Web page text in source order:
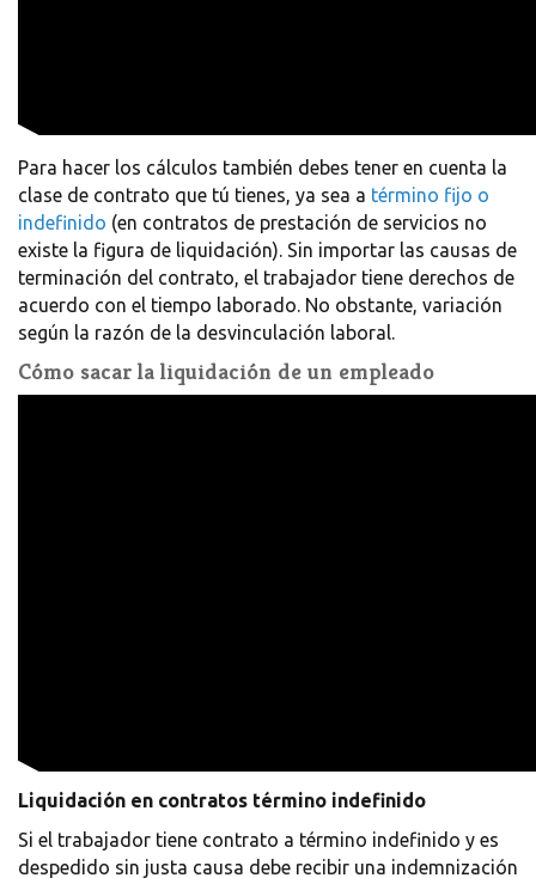
Para hacer los cálculos también debes tener en cuenta la
clase de contrato que tú tienes, ya sea a término fijo o
indefinido (en contratos de prestación de servicios no
existe la figura de liquidación). Sin importar las causas de
terminación del contrato, el trabajador tiene derechos de
acuerdo con el tiempo laborado. No obstante, variación
según la razón de la desvinculación laboral.
Cómo sacar la liquidación de un empleado
Liquidación en contratos término indefinido
Si el trabajador tiene contrato a término indefinido y es
despedido sin justa causa debe recibir una indemnización